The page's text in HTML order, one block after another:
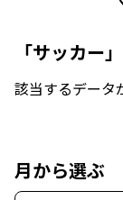
「サッカー
該当するデータ
月から選ぶ